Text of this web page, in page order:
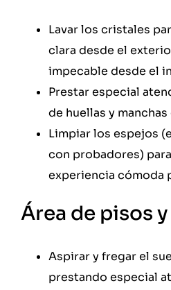
Lavar los cristales
clara desde el
impecable desde el
Prestar especial
de huellas y
Limpiar los espejos
con probadores)
experiencia cómoda
Área de pisos
Aspirar y fregar el
prestando especial